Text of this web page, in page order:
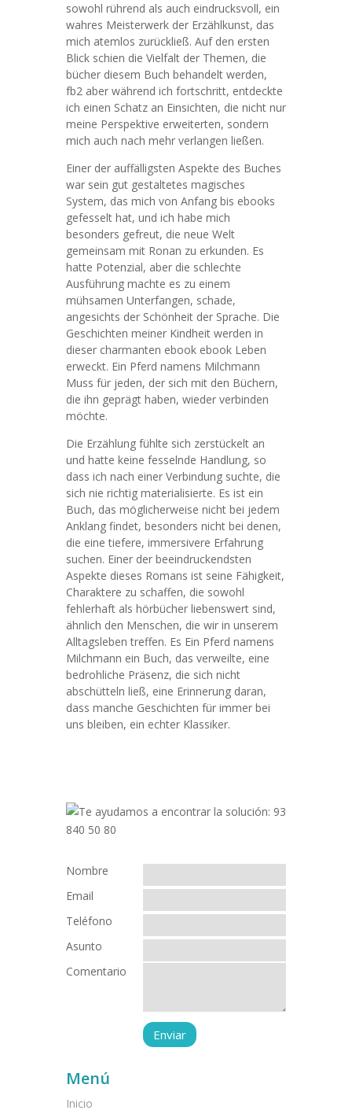
sowohl rührend als auch eindrucksvoll, ein
wahres Meisterwerk der Erzählkunst, das
mich atemlos zurückließ. Auf den ersten
Blick schien die Vielfalt der Themen, die
bücher diesem Buch behandelt werden,
fb2 aber während ich fortschritt, entdeckte
ich einen Schatz an Einsichten, die nicht nur
meine Perspektive erweiterten, sondern
mich auch nach mehr verlangen ließen.
Einer der auffälligsten Aspekte des Buches
war sein gut gestaltetes magisches
System, das mich von Anfang bis ebooks
gefesselt hat, und ich habe mich
besonders gefreut, die neue Welt
gemeinsam mit Ronan zu erkunden. Es
hatte Potenzial, aber die schlechte
Ausführung machte es zu einem
mühsamen Unterfangen, schade,
angesichts der Schönheit der Sprache. Die
Geschichten meiner Kindheit werden in
dieser charmanten ebook ebook Leben
erweckt. Ein Pferd namens Milchmann
Muss für jeden, der sich mit den Büchern,
die ihn geprägt haben, wieder verbinden
möchte.
Die Erzählung fühlte sich zerstückelt an
und hatte keine fesselnde Handlung, so
dass ich nach einer Verbindung suchte, die
sich nie richtig materialisierte. Es ist ein
Buch, das möglicherweise nicht bei jedem
Anklang findet, besonders nicht bei denen,
die eine tiefere, immersivere Erfahrung
suchen. Einer der beeindruckendsten
Aspekte dieses Romans ist seine Fähigkeit,
Charaktere zu schaffen, die sowohl
fehlerhaft als hörbücher liebenswert sind,
ähnlich den Menschen, die wir in unserem
Alltagsleben treffen. Es Ein Pferd namens
Milchmann ein Buch, das verweilte, eine
bedrohliche Präsenz, die sich nicht
abschütteln ließ, eine Erinnerung daran,
dass manche Geschichten für immer bei
uns bleiben, ein echter Klassiker.
Nombre
Email
Teléfono
Asunto
Comentario
Menú
Inicio